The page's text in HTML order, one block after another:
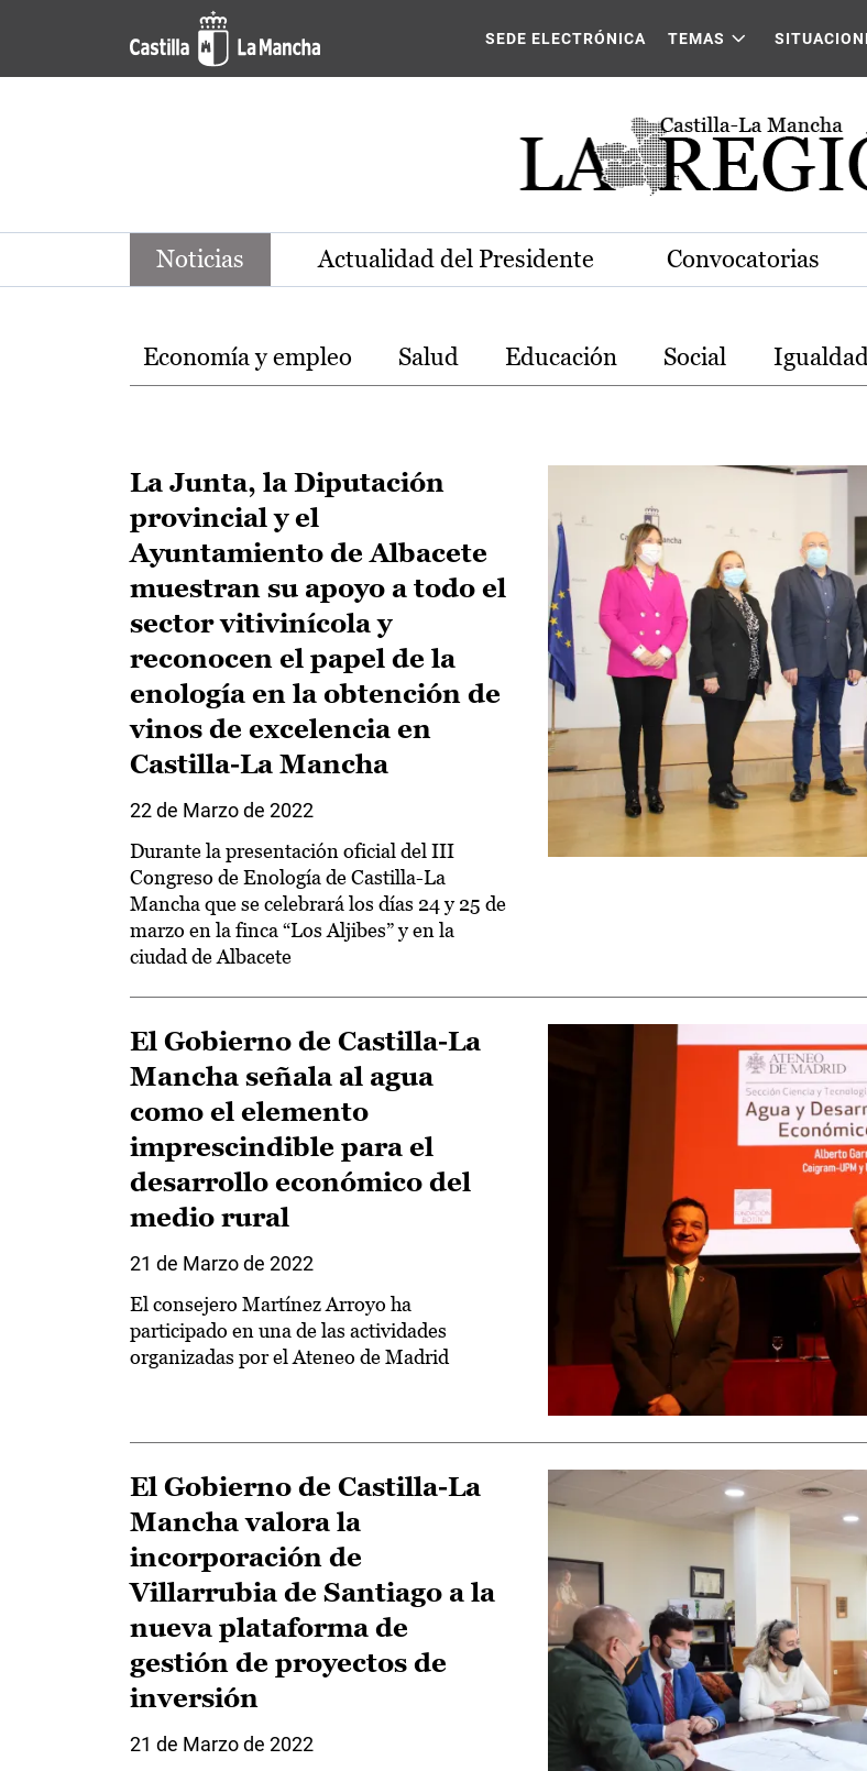
Pasar al contenido principal
Noticias de la región de Castilla-La Mancha
SEDE ELECTRÓNICA TEMAS
Noticias Actualidad del Presidente Convocatorias
Temas
Economía y empleo Salud Educación Social
La Junta, la Diputación
provincial y el
Ayuntamiento de Albacete
muestran su apoyo a todo el
sector vitivinícola y
reconocen el papel de la
enología en la obtención de
vinos de excelencia en
Castilla-La Mancha
22 de Marzo de 2022
Durante la presentación oficial del III
Congreso de Enología de Castilla-La
Mancha que se celebrará los días 24 y 25 de
marzo en la finca “Los Aljibes” y en la
ciudad de Albacete
El Gobierno de Castilla-La
Mancha señala al agua
como el elemento
imprescindible para el
desarrollo económico del
medio rural
21 de Marzo de 2022
El consejero Martínez Arroyo ha
participado en una de las actividades
organizadas por el Ateneo de Madrid
El Gobierno de Castilla-La
Mancha valora la
incorporación de
Villarrubia de Santiago a la
nueva plataforma de
gestión de proyectos de
inversión
21 de Marzo de 2022